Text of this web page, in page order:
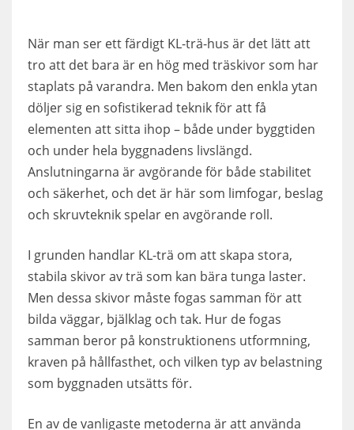
När man ser ett färdigt KL-trä-hus är det lätt att
tro att det bara är en hög med träskivor som har
staplats på varandra. Men bakom den enkla ytan
döljer sig en sofistikerad teknik för att få
elementen att sitta ihop – både under byggtiden
och under hela byggnadens livslängd.
Anslutningarna är avgörande för både stabilitet
och säkerhet, och det är här som limfogar, beslag
och skruvteknik spelar en avgörande roll.
I grunden handlar KL-trä om att skapa stora,
stabila skivor av trä som kan bära tunga laster.
Men dessa skivor måste fogas samman för att
bilda väggar, bjälklag och tak. Hur de fogas
samman beror på konstruktionens utformning,
kraven på hållfasthet, och vilken typ av belastning
som byggnaden utsätts för.
En av de vanligaste metoderna är att använda